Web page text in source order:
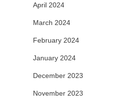
April 2024
March 2024
February 2024
January 2024
December 2023
November 2023